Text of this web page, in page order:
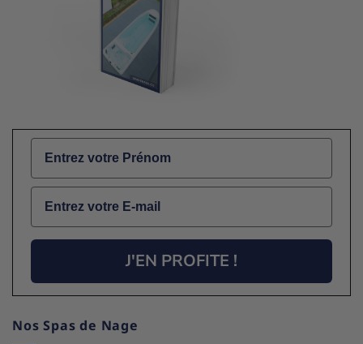
Name
Email
J'EN PROFITE !
Nos Spas de Nage